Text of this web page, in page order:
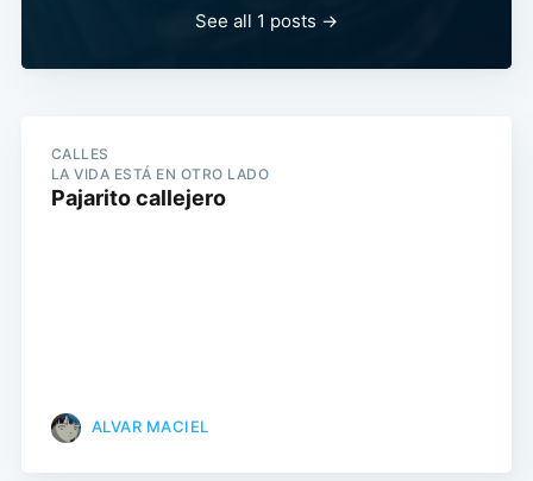
See all 1 posts →
CALLES
LA VIDA ESTÁ EN OTRO LADO
Pajarito callejero
ALVAR MACIEL